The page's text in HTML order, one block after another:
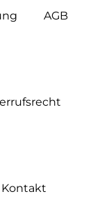
AGB
Kontakt